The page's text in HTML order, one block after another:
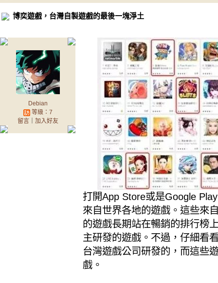
博奕遊戲，台灣自製遊戲的最後一塊淨土
Debian
等級：7
留言｜ 加入好友
打開App Store或是Google
來自世界各地的遊戲。這些來
的遊戲長期站在暢銷的排行榜
主研發的遊戲。不過，仔細看
台灣遊戲公司研發的，而這些
戲。